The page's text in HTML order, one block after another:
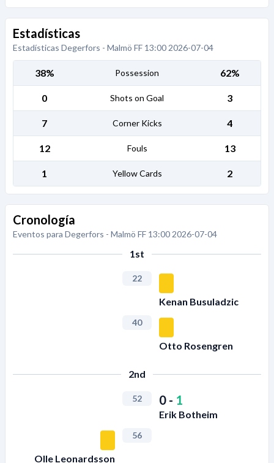
Estadísticas
Estadísticas Degerfors - Malmö FF 13:00 2026-07-04
38% Possession 62%
0 Shots on Goal 3
7 Corner Kicks 4
12 Fouls 13
1 Yellow Cards 2
Cronología
Eventos para Degerfors - Malmö FF 13:00 2026-07-04
1st
22
Kenan Busuladzic
40
Otto Rosengren
2nd
52 0 - 1
Erik Botheim
Olle Leonardsson
56